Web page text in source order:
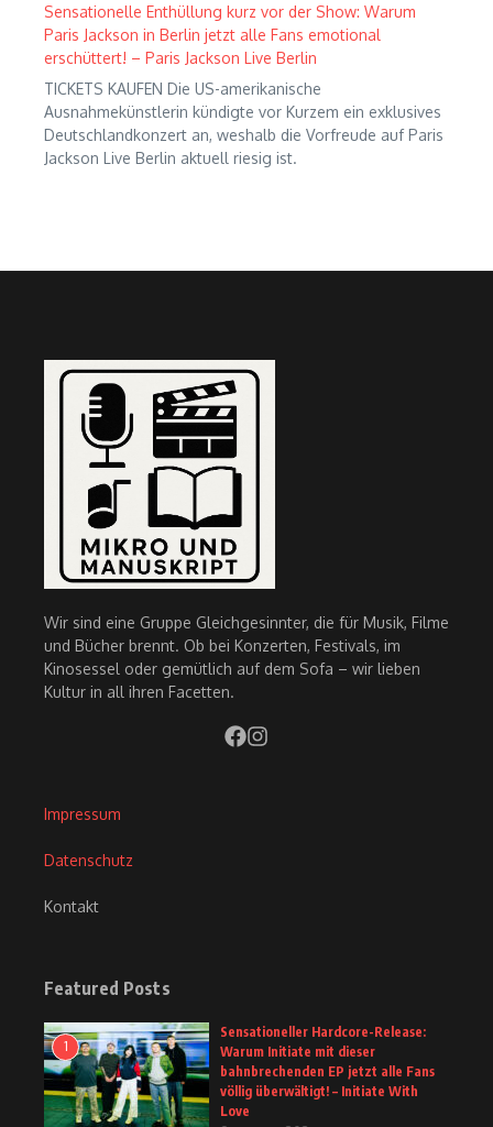
Sensationelle Enthüllung kurz vor der Show: Warum
Paris Jackson in Berlin jetzt alle Fans emotional
erschüttert! – Paris Jackson Live Berlin
TICKETS KAUFEN Die US-amerikanische
Ausnahmekünstlerin kündigte vor Kurzem ein exklusives
Deutschlandkonzert an, weshalb die Vorfreude auf Paris
Jackson Live Berlin aktuell riesig ist.
Wir sind eine Gruppe Gleichgesinnter, die für Musik, Filme
und Bücher brennt. Ob bei Konzerten, Festivals, im
Kinosessel oder gemütlich auf dem Sofa – wir lieben
Kultur in all ihren Facetten.
Impressum
Datenschutz
Kontakt
Featured Posts
1
Sensationeller Hardcore-Release:
Warum Initiate mit dieser
bahnbrechenden EP jetzt alle Fans
völlig überwältigt! – Initiate With
Love